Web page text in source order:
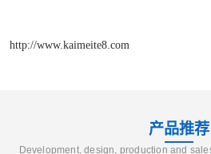
http://www.kaimeite8.com
产品推荐
Development, design, production and